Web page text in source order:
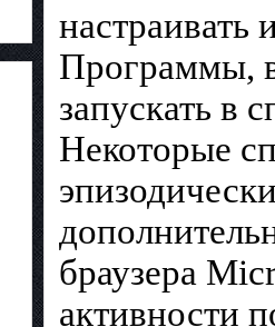
настраивать
Программы,
запускать в
Некоторые
браузера
активности